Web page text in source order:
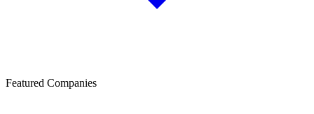
Featured Companies